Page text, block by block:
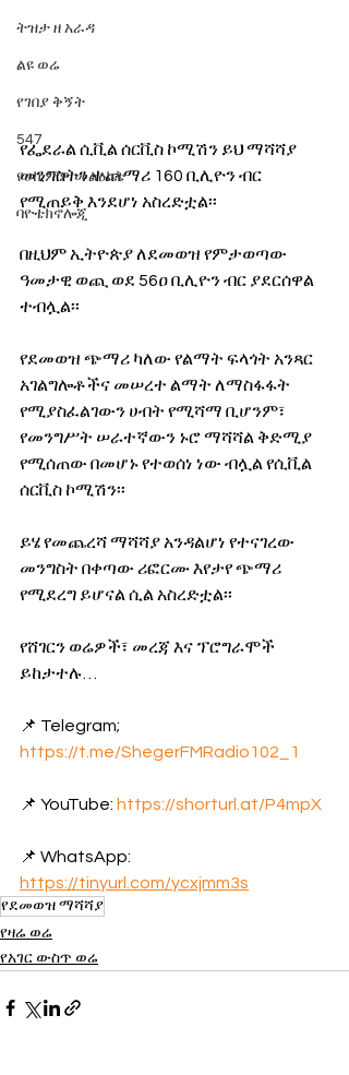
ትዝታ ዘ አራዳ
ልዩ ወሬ
የገበያ ቅኝት
547
የሀኪምዎ መልዕክት
ባዮቴክኖሎጂ
የፌደራል ሲቪል ሰርቪስ ኮሚሽን ይህ ማሻሻያ
መንግስትን ተጨማሪ 160 ቢሊዮን ብር
የሚጠይቅ እንደሆነ አስረድቷል፡፡
በዚህም ኢትዮጵያ ለደመወዝ የምታወጣው
ዓመታዊ ወጪ ወደ 56ዐ ቢሊዮን ብር ያደርሰዋል
ተብሏል፡፡
የደመወዝ ጭማሪ ካለው የልማት ፍላጎት አንጻር
አገልግሎቶችና መሠረተ ልማት ለማስፋፋት
የሚያስፈልገውን ሀብት የሚሻማ ቢሆንም፣
የመንግሥት ሠራተኛውን ኑሮ ማሻሻል ቅድሚያ
የሚሰጠው በመሆኑ የተወሰነ ነው ብሏል የሲቪል
ሰርቪስ ኮሚሽን፡፡
ይሄ የመጨረሻ ማሻሻያ አንዳልሆነ የተናገረው
መንግስት በቀጣው ሪፎርሙ እየታየ ጭማሪ
የሚደረግ ይሆናል ሲል አስረድቷል፡፡
የሸገርን ወሬዎች፣ መረጃ እና ፕሮግራሞች
ይከታተሉ…
📌 Telegram;
https://t.me/ShegerFMRadio102_1
📌 YouTube: https://shorturl.at/P4mpX
📌 WhatsApp:
https://tinyurl.com/ycxjmm3s
የደመወዝ ማሻሻያ
የዛሬ ወሬ
የአገር ውስጥ ወሬ